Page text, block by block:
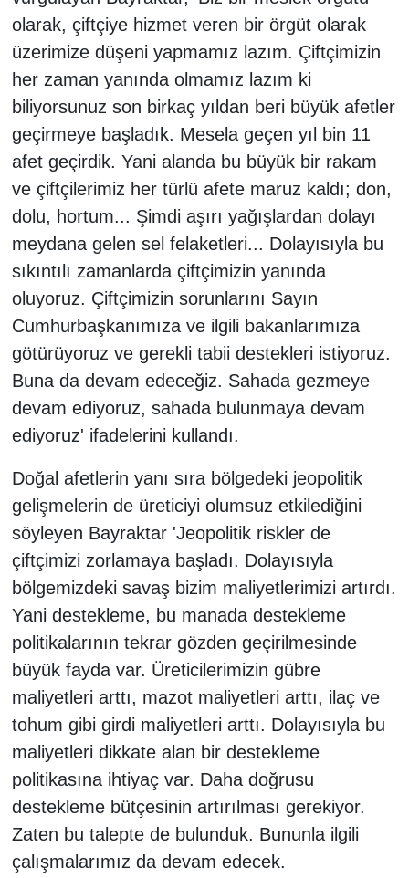
olarak, çiftçiye hizmet veren bir örgüt olarak
üzerimize düşeni yapmamız lazım. Çiftçimizin
her zaman yanında olmamız lazım ki
biliyorsunuz son birkaç yıldan beri büyük afetler
geçirmeye başladık. Mesela geçen yıl bin 11
afet geçirdik. Yani alanda bu büyük bir rakam
ve çiftçilerimiz her türlü afete maruz kaldı; don,
dolu, hortum... Şimdi aşırı yağışlardan dolayı
meydana gelen sel felaketleri... Dolayısıyla bu
sıkıntılı zamanlarda çiftçimizin yanında
oluyoruz. Çiftçimizin sorunlarını Sayın
Cumhurbaşkanımıza ve ilgili bakanlarımıza
götürüyoruz ve gerekli tabii destekleri istiyoruz.
Buna da devam edeceğiz. Sahada gezmeye
devam ediyoruz, sahada bulunmaya devam
ediyoruz' ifadelerini kullandı.
Doğal afetlerin yanı sıra bölgedeki jeopolitik
gelişmelerin de üreticiyi olumsuz etkilediğini
söyleyen Bayraktar 'Jeopolitik riskler de
çiftçimizi zorlamaya başladı. Dolayısıyla
bölgemizdeki savaş bizim maliyetlerimizi artırdı.
Yani destekleme, bu manada destekleme
politikalarının tekrar gözden geçirilmesinde
büyük fayda var. Üreticilerimizin gübre
maliyetleri arttı, mazot maliyetleri arttı, ilaç ve
tohum gibi girdi maliyetleri arttı. Dolayısıyla bu
maliyetleri dikkate alan bir destekleme
politikasına ihtiyaç var. Daha doğrusu
destekleme bütçesinin artırılması gerekiyor.
Zaten bu talepte de bulunduk. Bununla ilgili
çalışmalarımız da devam edecek.